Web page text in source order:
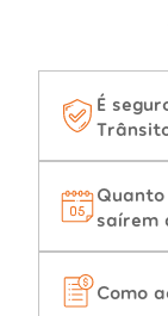
É
saírem
Como